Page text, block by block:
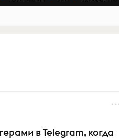
в Telegram, когда